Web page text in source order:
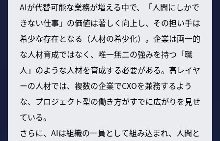
AIが代替可能な業務が増える中で、「人間にしかで
きない仕事」の価値は著しく向上し、その担い手は
希少な存在となる（人材の希少化）。企業は画一的
な人材育成ではなく、唯一無二の強みを持つ「職
人」のような人材を育成する必要がある。高レイヤ
ーの人材では、複数の企業でCXOを兼務するよう
な、プロジェクト型の働き方がすでに広がりを見せ
ている。
さらに、AIは組織の一員として組み込まれ、人間と